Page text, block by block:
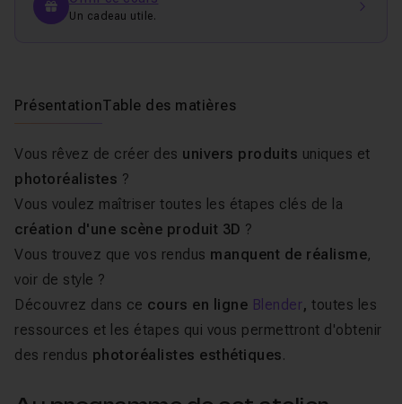
Un cadeau utile.
PrésentationTable des matières
Vous rêvez de créer des univers produits uniques et
photoréalistes ?
Vous voulez maîtriser toutes les étapes clés de la
création d'une scène produit 3D ?
Vous trouvez que vos rendus manquent de réalisme,
voir de style ?
Découvrez dans ce cours en ligne Blender, toutes les
ressources et les étapes qui vous permettront d'obtenir
des rendus photoréalistes esthétiques.